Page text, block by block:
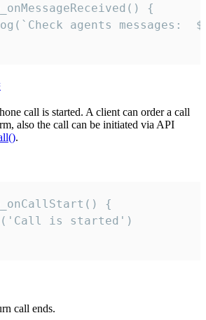
{
call is started. A client can order a call
also the call can be initiated via API
.
{
is started')
call ends.